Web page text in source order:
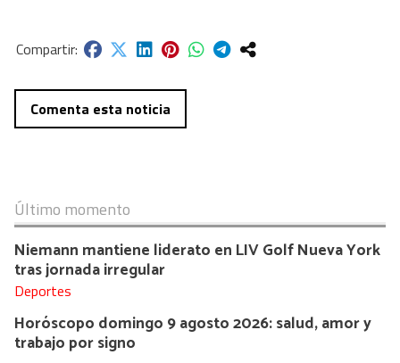
Comenta esta noticia
Último momento
Niemann mantiene liderato en LIV Golf Nueva York
tras jornada irregular
Deportes
Horóscopo domingo 9 agosto 2026: salud, amor y
trabajo por signo